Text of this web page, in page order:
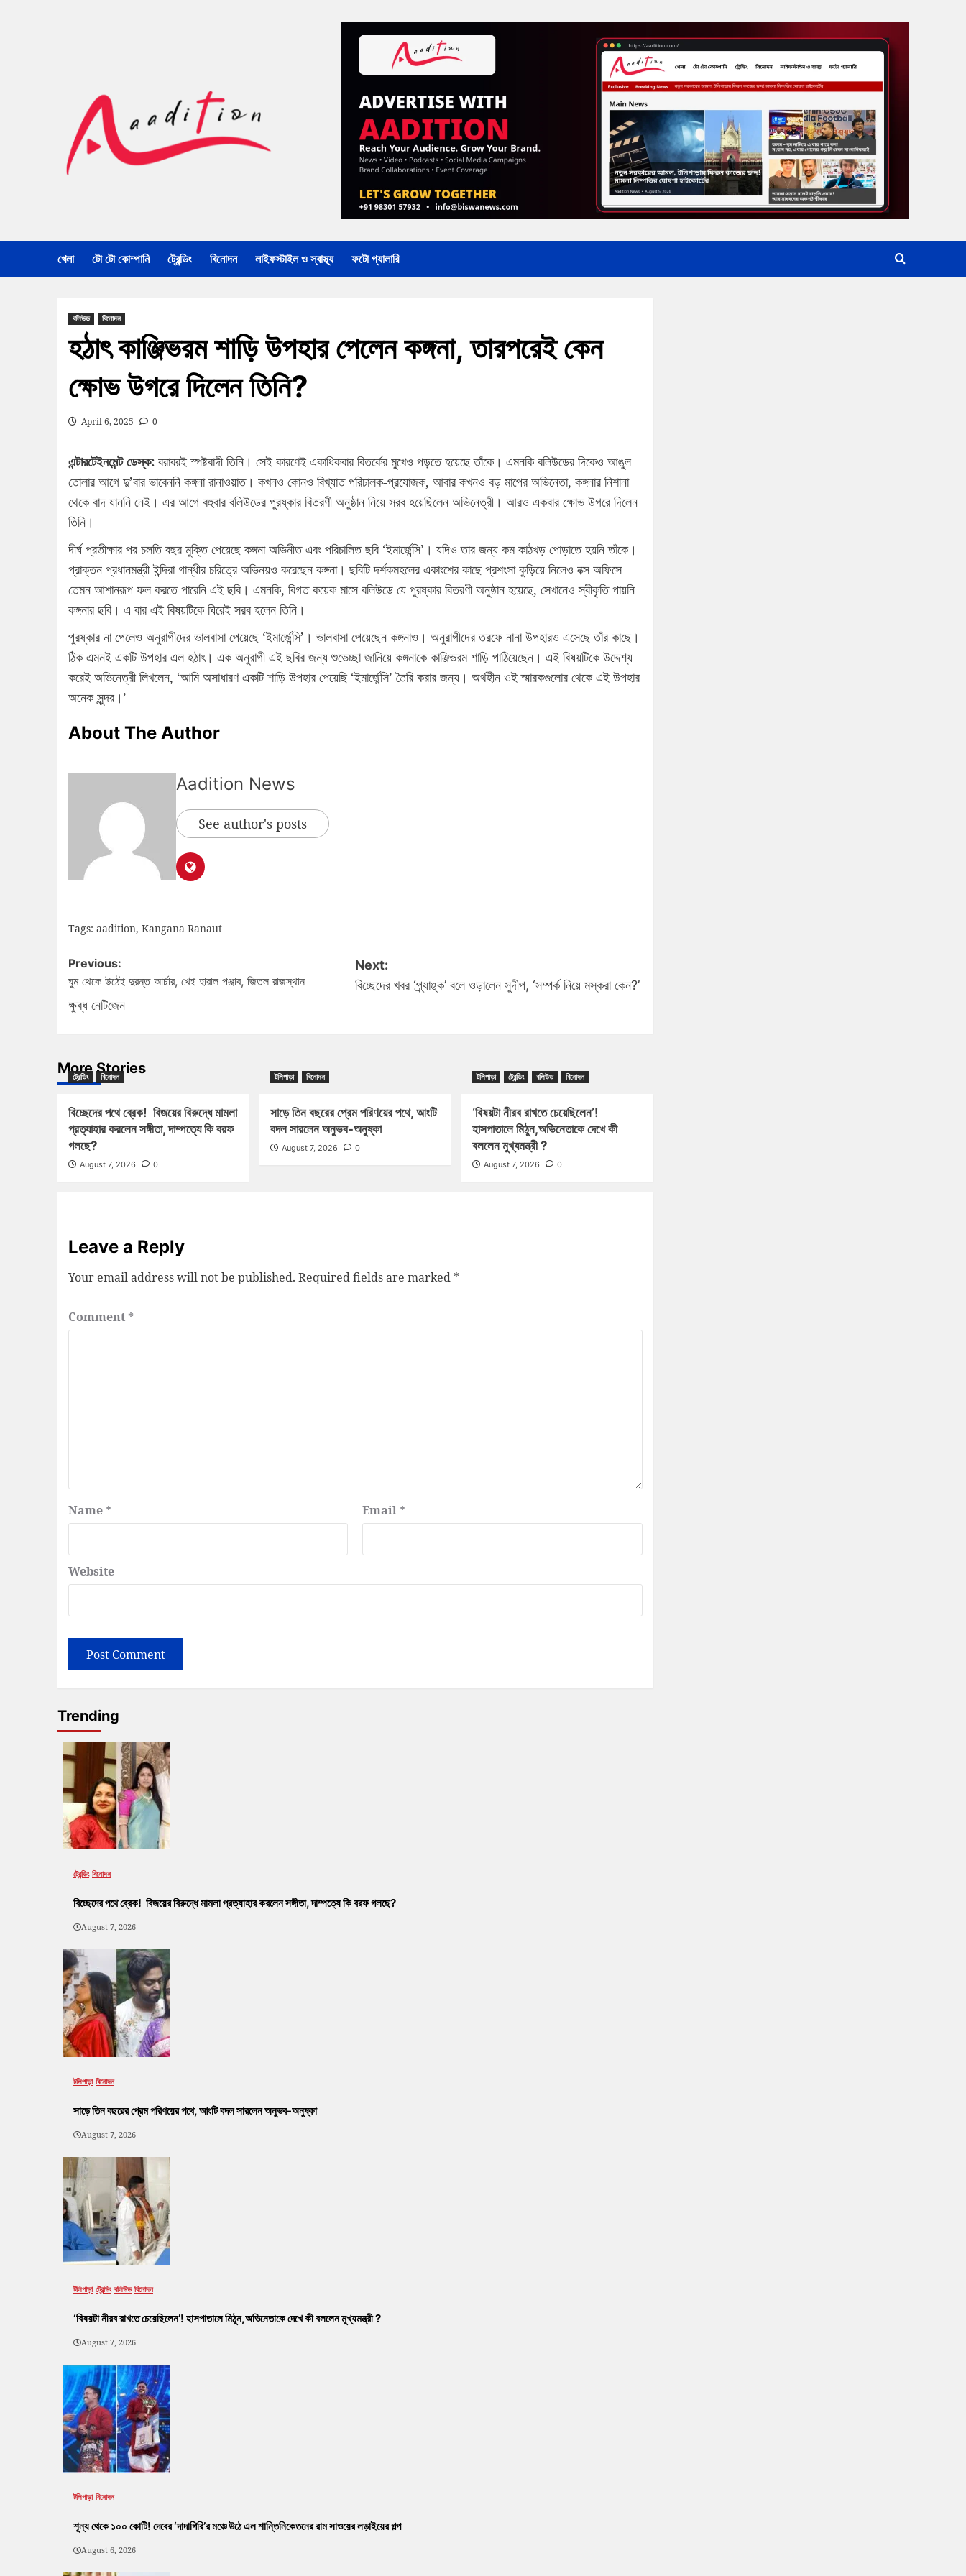
খেলা টো টো কোম্পানি ট্রেন্ডিং বিনোদন লাইফস্টাইল ও স্বাস্থ্য ফটো গ্যালারি
বলিউড বিনোদন
হঠাৎ কাঞ্জিভরম শাড়ি উপহার পেলেন কঙ্গনা, তারপরেই কেন
ক্ষোভ উগরে দিলেন তিনি?
April 6, 2025 0
এন্টারটেইনমেন্ট ডেস্ক:বরাবরই স্পষ্টবাদী তিনি। সেই কারণেই একাধিকবার বিতর্কের মুখেও পড়তে হয়েছে তাঁকে। এমনকি বলিউডের দিকেও আঙুল
তোলার আগে দু’বার ভাবেননি কঙ্গনা রানাওয়াত। কখনও কোনও বিখ্যাত পরিচালক-প্রযোজক, আবার কখনও বড় মাপের অভিনেতা, কঙ্গনার নিশানা
থেকে বাদ যাননি নেই। এর আগে বহুবার বলিউডের পুরষ্কার বিতরণী অনুষ্ঠান নিয়ে সরব হয়েছিলেন অভিনেত্রী। আরও একবার ক্ষোভ উগরে দিলেন
তিনি।
দীর্ঘ প্রতীক্ষার পর চলতি বছর মুক্তি পেয়েছে কঙ্গনা অভিনীত এবং পরিচালিত ছবি ‘ইমার্জেন্সি’। যদিও তার জন্য কম কাঠখড় পোড়াতে হয়নি তাঁকে।
প্রাক্তন প্রধানমন্ত্রী ইন্দিরা গান্ধীর চরিত্রে অভিনয়ও করেছেন কঙ্গনা। ছবিটি দর্শকমহলের একাংশের কাছে প্রশংসা কুড়িয়ে নিলেও বক্স অফিসে
তেমন আশানরূপ ফল করতে পারেনি এই ছবি। এমনকি, বিগত কয়েক মাসে বলিউডে যে পুরষ্কার বিতরণী অনুষ্ঠান হয়েছে, সেখানেও স্বীকৃতি পায়নি
কঙ্গনার ছবি। এ বার এই বিষয়টিকে ঘিরেই সরব হলেন তিনি।
পুরষ্কার না পেলেও অনুরাগীদের ভালবাসা পেয়েছে ‘ইমার্জেন্সি’। ভালবাসা পেয়েছেন কঙ্গনাও। অনুরাগীদের তরফে নানা উপহারও এসেছে তাঁর কাছে।
ঠিক এমনই একটি উপহার এল হঠাৎ। এক অনুরাগী এই ছবির জন্য শুভেচ্ছা জানিয়ে কঙ্গনাকে কাঞ্জিভরম শাড়ি পাঠিয়েছেন। এই বিষয়টিকে উদ্দেশ্য
করেই অভিনেত্রী লিখলেন, ‘আমি অসাধারণ একটি শাড়ি উপহার পেয়েছি ‘ইমার্জেন্সি’ তৈরি করার জন্য। অর্থহীন ওই স্মারকগুলোর থেকে এই উপহার
অনেক সুন্দর।’
About The Author
Aadition News
See author's posts
Tags: aadition, Kangana Ranaut
Previous:
ঘুম থেকে উঠেই দুরন্ত আর্চার, খেই হারাল পঞ্জাব, জিতল রাজস্থান
Next:
বিচ্ছেদের খবর ‘প্র্যাঙ্ক’ বলে ওড়ালেন সুদীপ, ‘সম্পর্ক নিয়ে মস্করা কেন?’
ক্ষুব্ধ নেটিজেন
More Stories
ট্রেন্ডিং বিনোদন
বিচ্ছেদের পথে ব্রেক! বিজয়ের বিরুদ্ধে মামলা
প্রত্যাহার করলেন সঙ্গীতা, দাম্পত্যে কি বরফ
গলছে?
August 7, 2026 0
টলিপাড়া বিনোদন
সাড়ে তিন বছরের প্রেম পরিণয়ের পথে, আংটি
বদল সারলেন অনুভব-অনুষ্কা
August 7, 2026 0
টলিপাড়া ট্রেন্ডিং বলিউড বিনোদন
‘বিষয়টা নীরব রাখতে চেয়েছিলেন’!
হাসপাতালে মিঠুন,অভিনেতাকে দেখে কী
বললেন মুখ্যমন্ত্রী ?
August 7, 2026 0
Leave a Reply
Your email address will not be published. Required fields are marked *
Comment *
Name * Email *
Website
Trending
ট্রেন্ডিং বিনোদন
বিচ্ছেদের পথে ব্রেক! বিজয়ের বিরুদ্ধে মামলা প্রত্যাহার করলেন সঙ্গীতা, দাম্পত্যে কি বরফ গলছে?
August 7, 2026
টলিপাড়া বিনোদন
সাড়ে তিন বছরের প্রেম পরিণয়ের পথে, আংটি বদল সারলেন অনুভব-অনুষ্কা
August 7, 2026
টলিপাড়া ট্রেন্ডিং বলিউড বিনোদন
‘বিষয়টা নীরব রাখতে চেয়েছিলেন’! হাসপাতালে মিঠুন,অভিনেতাকে দেখে কী বললেন মুখ্যমন্ত্রী ?
August 7, 2026
টলিপাড়া বিনোদন
শূন্য থেকে ১০০ কোটি! দেবের ‘দাদাগিরি’র মঞ্চে উঠে এল শান্তিনিকেতনের রাম সাওয়ের লড়াইয়ের গল্প
August 6, 2026